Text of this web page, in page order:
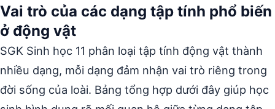
Vai trò của các dạng tập tính phổ biến
ở động vật
SGK Sinh học 11 phân loại tập tính động vật thành
nhiều dạng, mỗi dạng đảm nhận vai trò riêng trong
đời sống của loài. Bảng tổng hợp dưới đây giúp học